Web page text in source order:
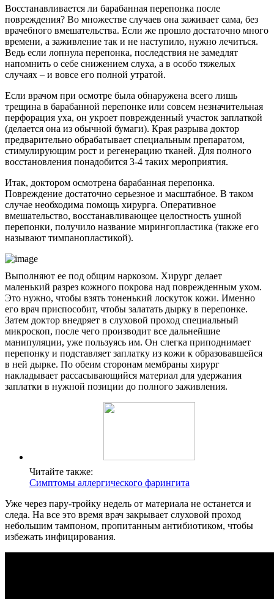
Восстанавливается ли барабанная перепонка после
повреждения? Во множестве случаев она заживает сама, без
врачебного вмешательства. Если же прошло достаточно много
времени, а заживление так и не наступило, нужно лечиться.
Ведь если лопнула перепонка, последствия не замедлят
напомнить о себе снижением слуха, а в особо тяжелых
случаях – и вовсе его полной утратой.
Если врачом при осмотре была обнаружена всего лишь
трещина в барабанной перепонке или совсем незначительная
перфорация уха, он укроет поврежденный участок заплаткой
(делается она из обычной бумаги). Края разрыва доктор
предварительно обрабатывает специальным препаратом,
стимулирующим рост и регенерацию тканей. Для полного
восстановления понадобится 3-4 таких мероприятия.
Итак, доктором осмотрена барабанная перепонка.
Повреждение достаточно серьезное и масштабное. В таком
случае необходима помощь хирурга. Оперативное
вмешательство, восстанавливающее целостность ушной
перепонки, получило название мирингопластика (также его
называют тимпанопластикой).
Выполняют ее под общим наркозом. Хирург делает
маленький разрез кожного покрова над поврежденным ухом.
Это нужно, чтобы взять тоненький лоскуток кожи. Именно
его врач приспособит, чтобы залатать дырку в перепонке.
Затем доктор внедряет в слуховой проход специальный
микроскоп, после чего производит все дальнейшие
манипуляции, уже пользуясь им. Он слегка приподнимает
перепонку и подставляет заплатку из кожи к образовавшейся
в ней дырке. По обеим сторонам мембраны хирург
накладывает рассасывающийся материал для удержания
заплатки в нужной позиции до полного заживления.
Читайте также:
Симптомы аллергического фарингита
Уже через пару-тройку недель от материала не останется и
следа. На все это время врач закрывает слуховой проход
небольшим тампоном, пропитанным антибиотиком, чтобы
избежать инфицирования.